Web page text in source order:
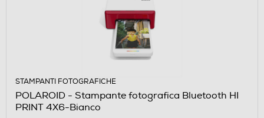
STAMPANTI FOTOGRAFICHE
POLAROID - Stampante fotografica Bluetooth HI
PRINT 4X6-Bianco